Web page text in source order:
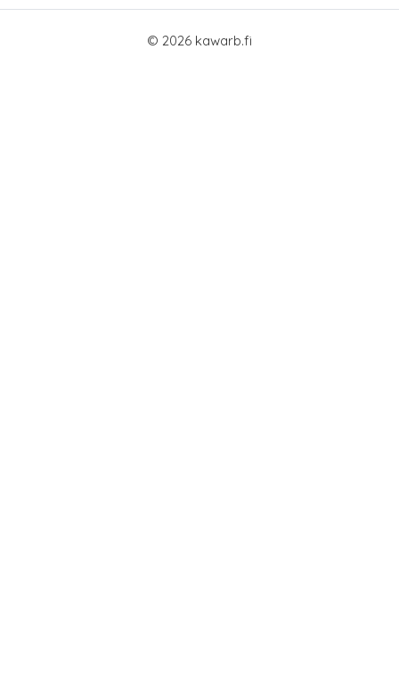
© 2026 kawarb.fi